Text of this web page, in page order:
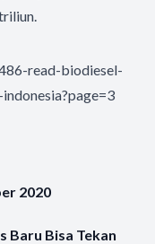
read-biodiesel-
2020
Baru Bisa Tekan